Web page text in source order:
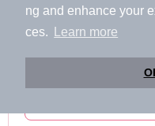
ng and enhance your
ces.
Learn more